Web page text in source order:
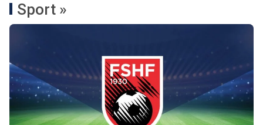
Sport »